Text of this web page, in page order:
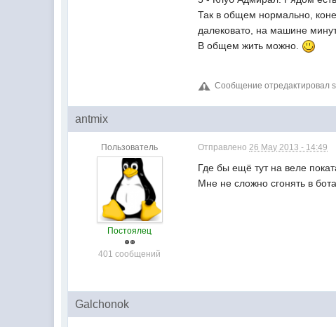
Так в общем нормально,
далековато, на машине
В общем жить можно.
Сообщение отредактировал
antmix
Пользователь
Постоялец
401 сообщений
Отправлено26 May 2013 - 14:49
Где бы ещё тут на веле
Мне не сложно сгонять в
Galchonok